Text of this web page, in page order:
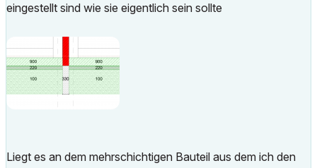
eingestellt sind wie sie eigentlich sein sollte
Liegt es an dem mehrschichtigen Bauteil aus dem ich den